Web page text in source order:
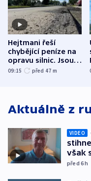
Hejtmani řeší
chybějící peníze na
opravu silnic. Jsou
nenárokové, namítá
09:15 před 47 m
Aktuálně z
VIDEO
však
před 6h